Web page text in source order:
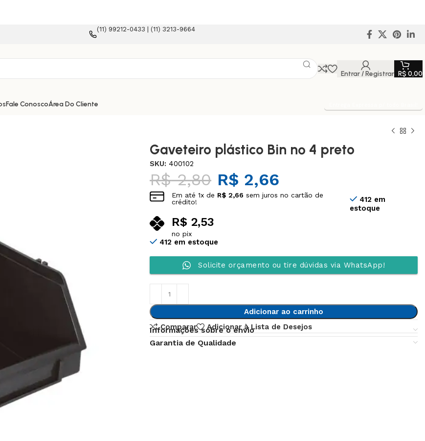
(11) 99212-0433 | (11) 3213-9664
Entrar / Registrar R$ 0,00
Fale ConoscoÁrea Do Cliente
Gaveteiro plástico Bin nº 4 preto
SKU: 400102
R$2,80 R$ 2,66
Em até1x de R$ 2,66 sem juros no cartão de
crédito!
R$ 2,53
no pix
412 em
estoque
412 em estoque
Solicite orçamento ou tire dúvidas via WhatsApp!
Adicionar ao carrinho
Comparar
Adicionar à Lista de Desejos
Informações sobre o envio
Garantia de Qualidade